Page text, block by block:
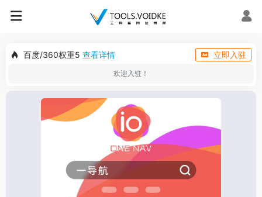
百度/360权重5 查看详情 立即入驻
欢迎入驻！